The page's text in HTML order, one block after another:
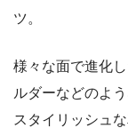
ツ。
様々な面で進化
ルダーなどのよ
スタイリッシュ